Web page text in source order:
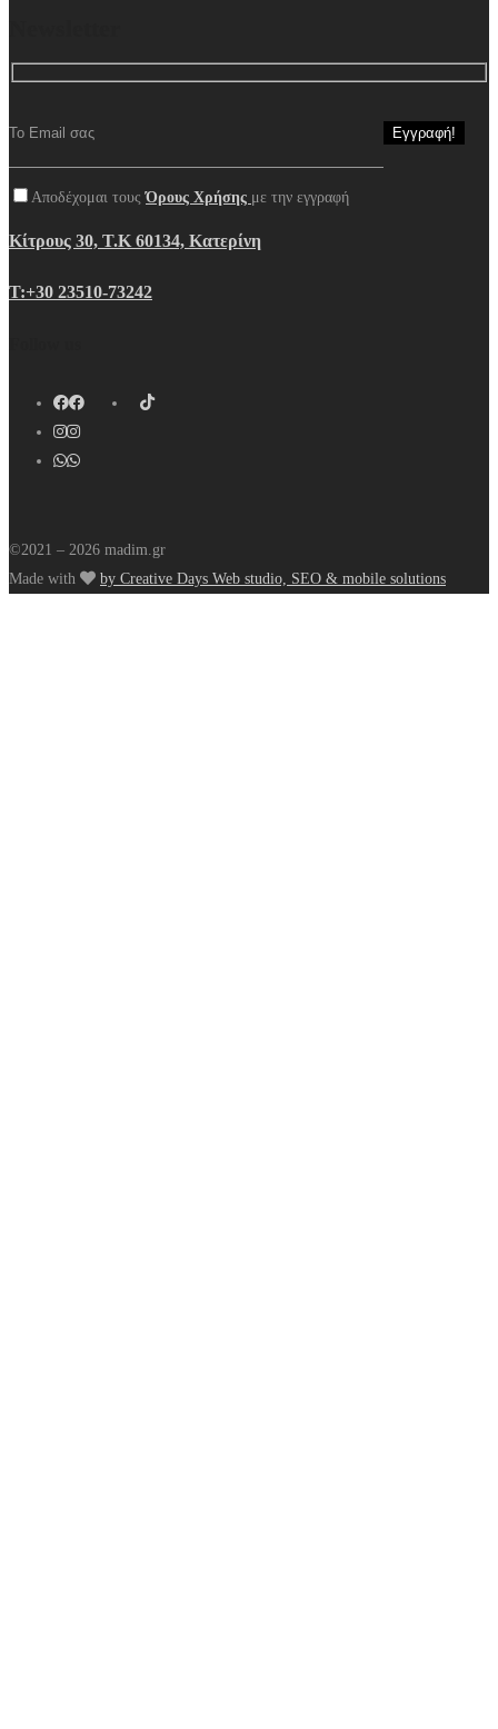
Αποδέχομαι τουςΌρους Χρήσης με την εγγραφή
Κίτρους 30, Τ.Κ 60134, Κατερίνη
Τ:+30 23510-73242
©2021 – 2026 madim.gr
Made with
by Creative Days Web studio, SEO & mobile solutions